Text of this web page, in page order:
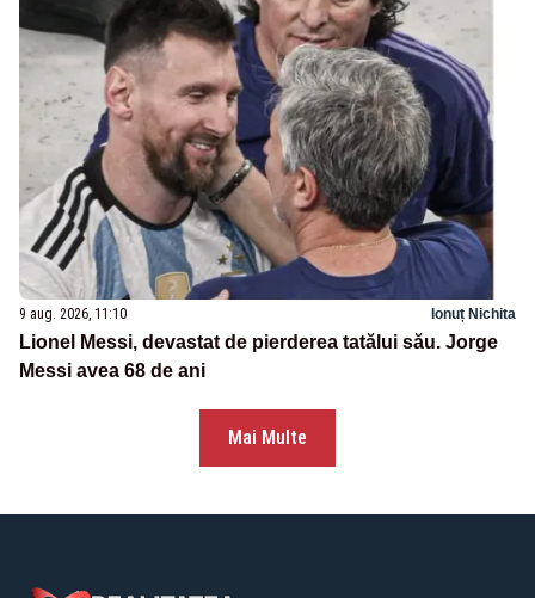
9 aug. 2026, 11:10 Ionuț Nichita
Lionel Messi, devastat de pierderea tatălui său. Jorge
Messi avea 68 de ani
Mai Multe